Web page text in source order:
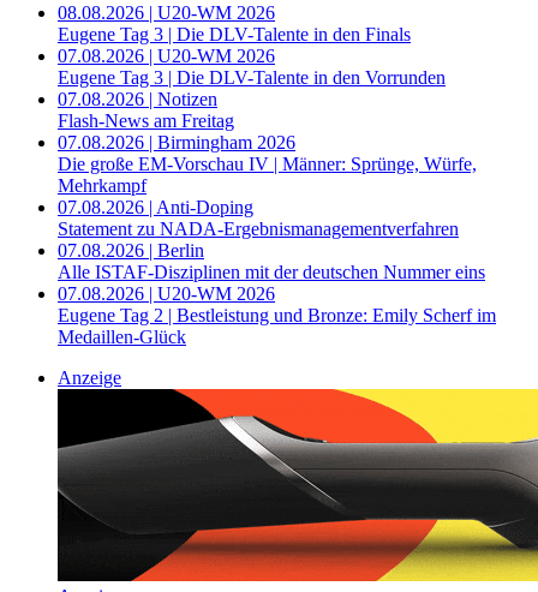
08.08.2026 | U20-WM 2026
Eugene Tag 3 | Die DLV-Talente in den Finals
07.08.2026 | U20-WM 2026
Eugene Tag 3 | Die DLV-Talente in den Vorrunden
07.08.2026 | Notizen
Flash-News am Freitag
07.08.2026 | Birmingham 2026
Die große EM-Vorschau IV | Männer: Sprünge, Würfe,
Mehrkampf
07.08.2026 | Anti-Doping
Statement zu NADA-Ergebnismanagementverfahren
07.08.2026 | Berlin
Alle ISTAF-Disziplinen mit der deutschen Nummer eins
07.08.2026 | U20-WM 2026
Eugene Tag 2 | Bestleistung und Bronze: Emily Scherf im
Medaillen-Glück
Anzeige